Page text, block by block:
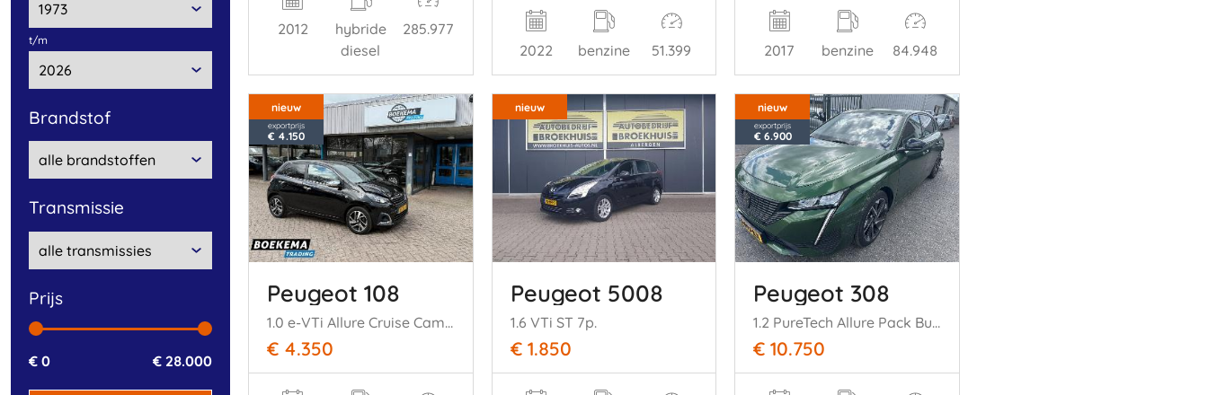
t/m
brandstof
transmissie
prijs
€ 0 € 28.000
2012
hybride
diesel
285.977
2022 benzine 51.399 2017 benzine 84.948
nieuw
exportprijs
€ 4.150
Peugeot 108
1.0 e-VTi Allure Cruise Camera Climate
€ 4.350
nieuw
Peugeot 5008
1.6 VTi ST 7p.
€ 1.850
nieuw
exportprijs
€ 6.900
Peugeot 308
1.2 PureTech Allure Pack Business 5 drs
€ 10.750